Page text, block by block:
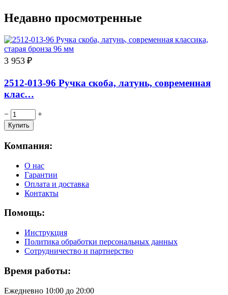
Недавно просмотренные
3 953 ₽
2512-013-96 Ручка скоба, латунь, современная
клас…
− +
Компания:
О нас
Гарантии
Оплата и доставка
Контакты
Помощь:
Инструкция
Политика обработки персональных данных
Сотрудничество и партнерство
Время работы:
Ежедневно 10:00 до 20:00